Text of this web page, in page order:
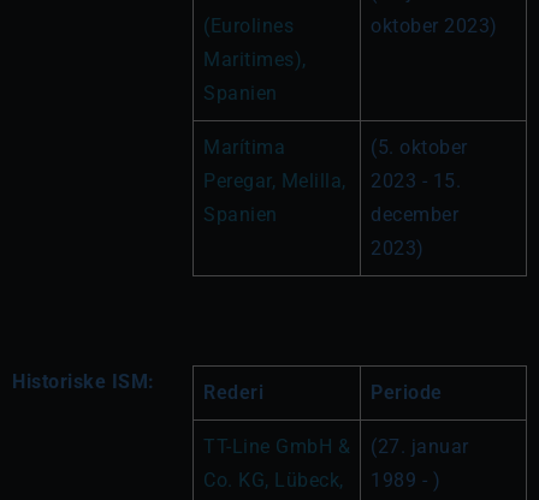
(Eurolines
Maritimes),
Spanien
oktober 2023)
Marítima
Peregar, Melilla,
Spanien
(5. oktober
2023 - 15.
december
2023)
Historiske ISM: Rederi Periode
TT-Line GmbH &
Co. KG, Lübeck,
(27. januar
1989 - )